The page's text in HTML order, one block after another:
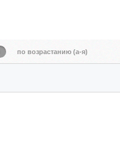
по возрастанию (а-я)